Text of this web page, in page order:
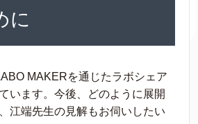
に
MAKERを通じたラボシェア
います。今後、どのように展開
江端先生の見解もお伺いしたい